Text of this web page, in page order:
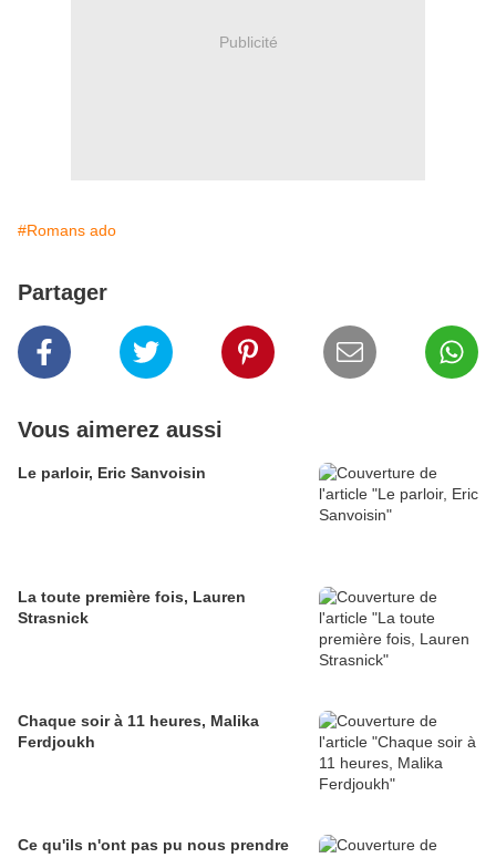
Publicité
#Romans ado
Partager
Vous aimerez aussi
Le parloir, Eric Sanvoisin
La toute première fois, Lauren
Strasnick
Chaque soir à 11 heures, Malika
Ferdjoukh
Ce qu'ils n'ont pas pu nous prendre